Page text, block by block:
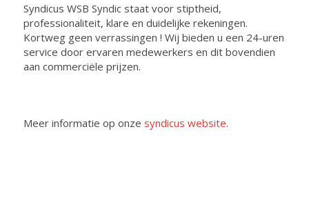
Syndicus WSB Syndic staat voor stiptheid,
professionaliteit, klare en duidelijke rekeningen.
Kortweg geen verrassingen ! Wij bieden u een 24-uren
service door ervaren medewerkers en dit bovendien
aan commerciële prijzen.
Meer informatie op onze syndicus website.